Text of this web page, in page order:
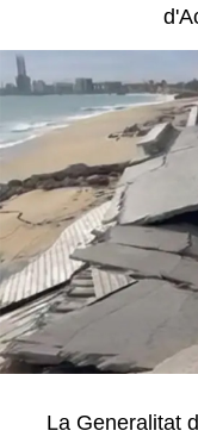
La Generalitat